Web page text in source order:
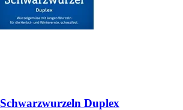
Schwarzwurzeln Duplex